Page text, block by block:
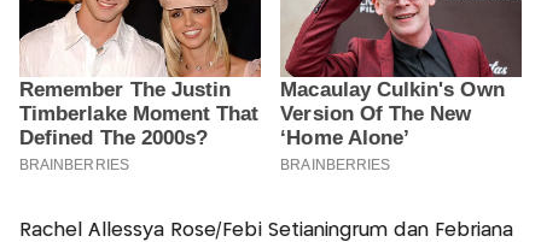
Rachel Allessya Rose/Febi Setianingrum dan Febriana